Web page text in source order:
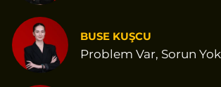
BUSE KUŞCU
Problem Var, Sorun